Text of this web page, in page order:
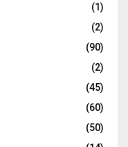
(1)
(2)
(90)
(2)
(45)
(60)
(50)